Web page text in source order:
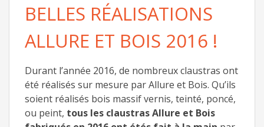
BELLES RÉALISATIONS
ALLURE ET BOIS 2016 !
Durant l’année 2016, de nombreux claustras ont
été réalisés sur mesure par Allure et Bois. Qu’ils
soient réalisés bois massif vernis, teinté, poncé,
ou peint, tous les claustras Allure et Bois